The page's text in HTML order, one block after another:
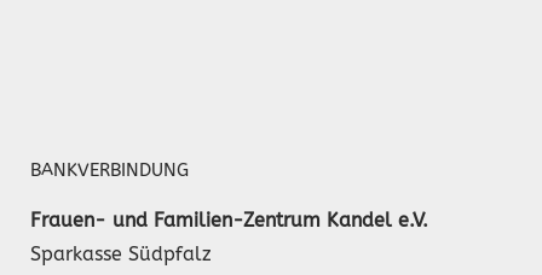
BANKVERBINDUNG
Frauen- und Familien-Zentrum Kandel e.V.
Sparkasse Südpfalz